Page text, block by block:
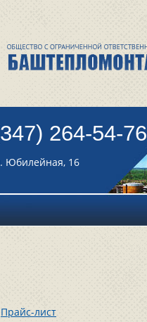
264-54-76
Юбилейная, 16
Прайс-лист